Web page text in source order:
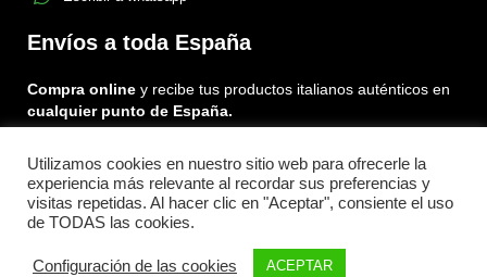
Envíos a toda España
Compra online y recibe tus productos italianos auténticos en
cualquier punto de España.
Encuéntranos en:
FacebookInstagram
Tiktok
Menu
Utilizamos cookies en nuestro sitio web para ofrecerle la
experiencia más relevante al recordar sus preferencias y
visitas repetidas. Al hacer clic en "Aceptar", consiente el uso
de TODAS las cookies.
Configuración de las cookies ACEPTAR